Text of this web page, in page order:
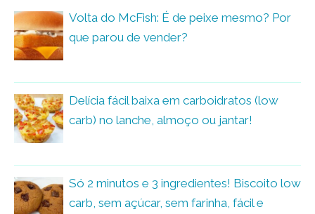
Volta do McFish: É de peixe mesmo? Por
que parou de vender?
Delícia fácil baixa em carboidratos (low
carb) no lanche, almoço ou jantar!
Só 2 minutos e 3 ingredientes! Biscoito low
carb, sem açúcar, sem farinha, fácil e